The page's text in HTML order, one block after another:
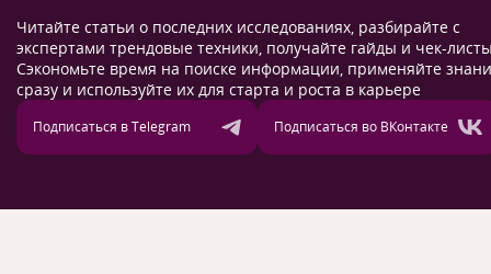
Читайте статьи о последних исследованиях, разбирайте с
экспертами трендовые техники, получайте гайды и чек-
Сэкономьте время на поиске информации, применяйте
сразу и используйте их для старта и роста в карьере
Подписаться в Telegram Подписаться во ВКонтакте